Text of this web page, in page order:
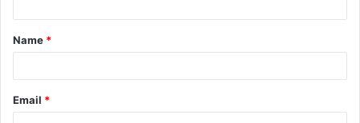
t
*
Name *
Email *